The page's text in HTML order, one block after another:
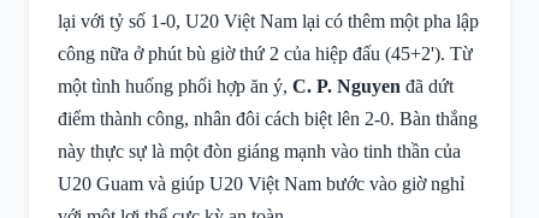
lại với tỷ số 1-0, U20 Việt Nam lại có thêm một pha lập
công nữa ở phút bù giờ thứ 2 của hiệp đấu (45+2'). Từ
một tình huống phối hợp ăn ý, C. P. Nguyen đã dứt
điểm thành công, nhân đôi cách biệt lên 2-0. Bàn thắng
này thực sự là một đòn giáng mạnh vào tinh thần của
U20 Guam và giúp U20 Việt Nam bước vào giờ nghỉ